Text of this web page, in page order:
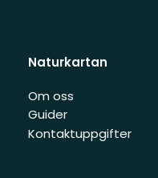
Naturkartan
Om oss
Guider
Kontaktuppgifter